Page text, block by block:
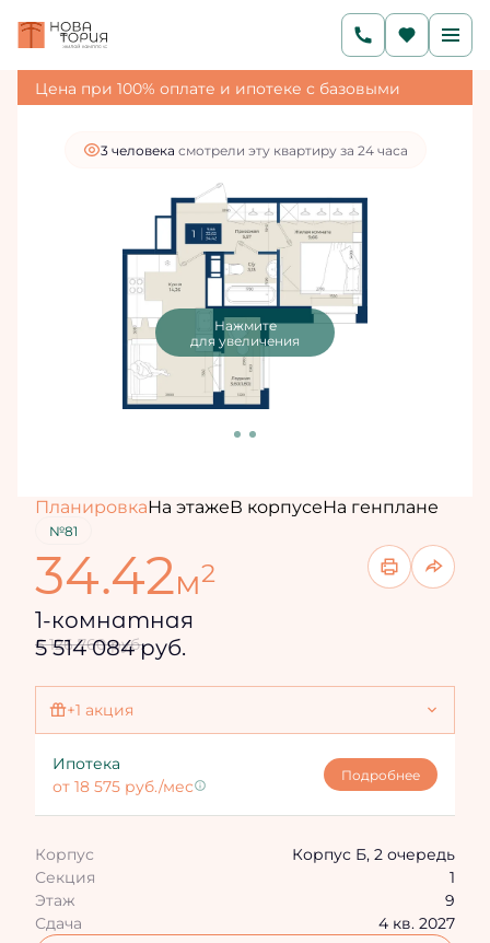
1-комнатная 6 126 760 руб.
5 514 084 руб.
Ипотекаот 18 575 руб./мес.
Цена при 100% оплате и ипотеке с базовыми
условиями
3 человекa смотрели эту квартиру за 24 часа
Нажмите
для увеличения
ПланировкаНа этажеВ корпусеНа генплане
№81
34.42м2
1-комнатная
6 126 760 руб.
5 514 084 руб.
+1 акция
Ипотека
от 18 575 руб./мес
Подробнее
Корпус
Корпус Б, 2 очередь
Секция
1
Этаж
9
Сдача
4 кв. 2027